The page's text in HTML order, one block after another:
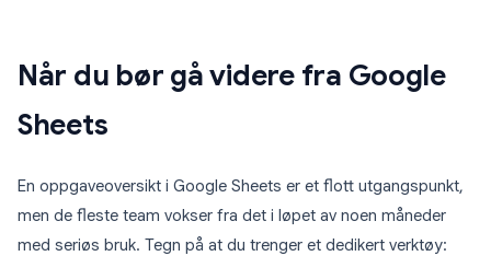
Når du bør gå videre fra Google
Sheets
En oppgaveoversikt i Google Sheets er et flott utgangspunkt,
men de fleste team vokser fra det i løpet av noen måneder
med seriøs bruk. Tegn på at du trenger et dedikert verktøy: